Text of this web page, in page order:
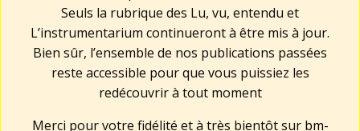
Seuls la rubrique des Lu, vu, entendu et
L’instrumentarium continueront à être mis à jour.
Bien sûr, l’ensemble de nos publications passées
reste accessible pour que vous puissiez les
redécouvrir à tout moment
Merci pour votre fidélité et à très bientôt sur bm-